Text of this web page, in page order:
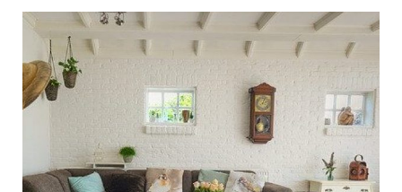
4 טיפים עכשויים לעיצוב
חלל הסלון